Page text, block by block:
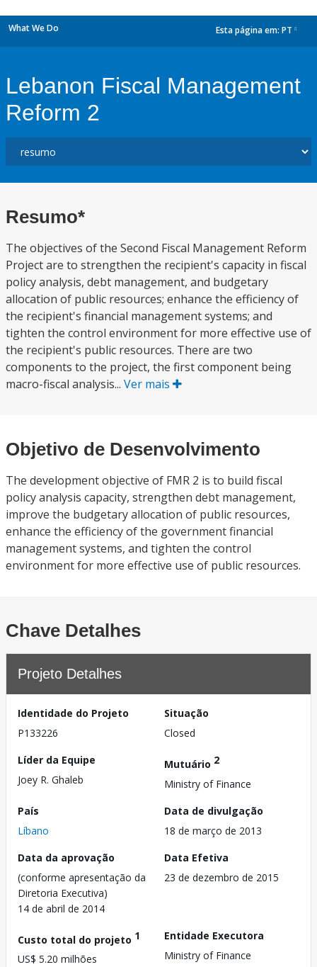
What We Do Esta página em: PT
Lebanon Fiscal Management
Reform 2
Resumo*
The objectives of the Second Fiscal Management Reform
Project are to strengthen the recipient's capacity in fiscal
policy analysis, debt management, and budgetary
allocation of public resources; enhance the efficiency of
the recipient's financial management systems; and
tighten the control environment for more effective use of
the recipient's public resources. There are two
components to the project, the first component being
macro-fiscal analysis... Ver mais
Objetivo de Desenvolvimento
The development objective of FMR 2 is to build fiscal
policy analysis capacity, strengthen debt management,
improve the budgetary allocation of public resources,
enhance the efficiency of the government financial
management systems, and tighten the control
environment for more effective use of public resources.
Chave Detalhes
Projeto Detalhes
Identidade do Projeto
P133226
Situação
Closed
Líder da Equipe
Joey R. Ghaleb
Mutuário 2
Ministry of Finance
País
Líbano
Data de divulgação
18 de março de 2013
Data da aprovação
(conforme apresentação da
Diretoria Executiva)
14 de abril de 2014
Data Efetiva
23 de dezembro de 2015
Custo total do projeto 1
US$ 5.20 milhões
Entidade Executora
Ministry of Finance